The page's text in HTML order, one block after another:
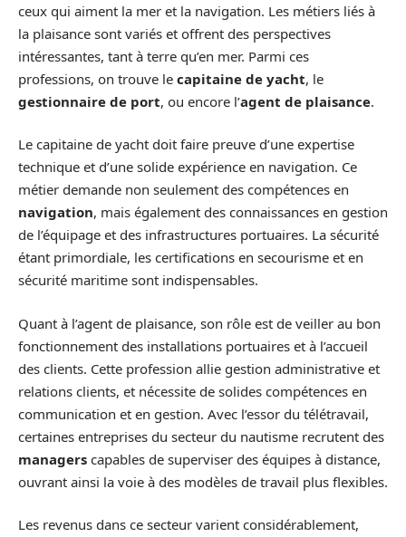
ceux qui aiment la mer et la navigation. Les métiers liés à
la plaisance sont variés et offrent des perspectives
intéressantes, tant à terre qu’en mer. Parmi ces
professions, on trouve le capitaine de yacht, le
gestionnaire de port, ou encore l’agent de plaisance.
Le capitaine de yacht doit faire preuve d’une expertise
technique et d’une solide expérience en navigation. Ce
métier demande non seulement des compétences en
navigation, mais également des connaissances en gestion
de l’équipage et des infrastructures portuaires. La sécurité
étant primordiale, les certifications en secourisme et en
sécurité maritime sont indispensables.
Quant à l’agent de plaisance, son rôle est de veiller au bon
fonctionnement des installations portuaires et à l’accueil
des clients. Cette profession allie gestion administrative et
relations clients, et nécessite de solides compétences en
communication et en gestion. Avec l’essor du télétravail,
certaines entreprises du secteur du nautisme recrutent des
managers capables de superviser des équipes à distance,
ouvrant ainsi la voie à des modèles de travail plus flexibles.
Les revenus dans ce secteur varient considérablement,